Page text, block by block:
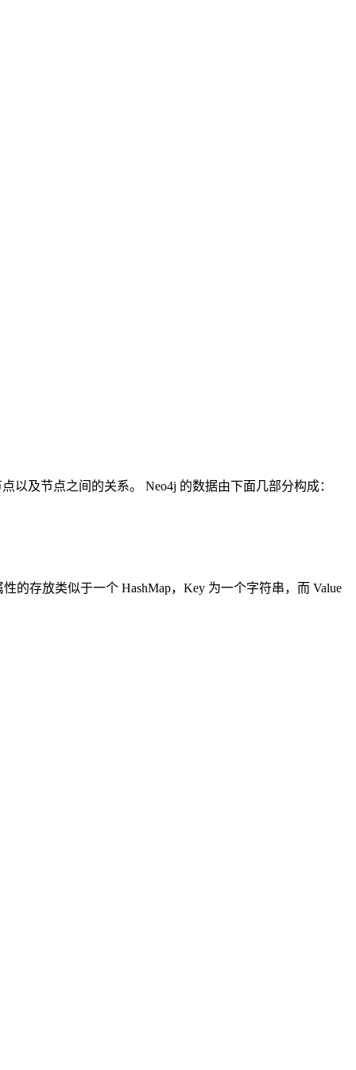
以及节点之间的关系。 Neo4j 的数据由下面几部分构成：
存放类似于一个 HashMap，Key 为一个字符串，而 Value